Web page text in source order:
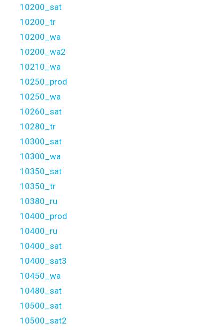
10200_sat
10200_tr
10200_wa
10200_wa2
10210_wa
10250_prod
10250_wa
10260_sat
10280_tr
10300_sat
10300_wa
10350_sat
10350_tr
10380_ru
10400_prod
10400_ru
10400_sat
10400_sat3
10450_wa
10480_sat
10500_sat
10500_sat2